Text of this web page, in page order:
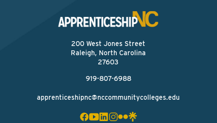
200 West Jones Street
Raleigh, North Carolina
27603
919-807-6988
apprenticeshipnc@nccommunitycolleges.edu